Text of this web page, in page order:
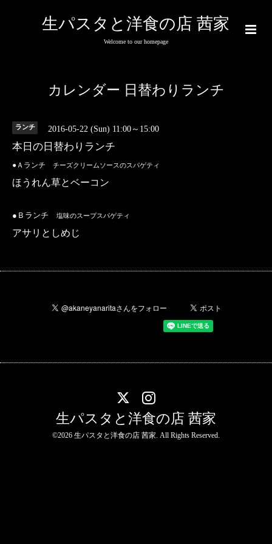
生パスタと洋食の店 茜家
Welcome to our homepage
カレンダー 日替わりランチ
ランチ 2016-05-22 (Sun) 11:00～15:00
本日の日替わりランチ
●Ａランチ チーズクリームソースのスパゲティ
ほうれん草とベーコン
●Ｂランチ 塩味のスープスパゲティ
アサリとしめじ
生パスタと洋食の店 茜家
©2026 生パスタと洋食の店 茜家. All Rights Reserved.